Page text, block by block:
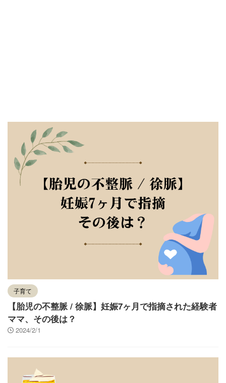
子育て
【胎児の不整脈 / 徐脈】妊娠7ヶ月で指摘された経験者
ママ、その後は？
2024/2/1